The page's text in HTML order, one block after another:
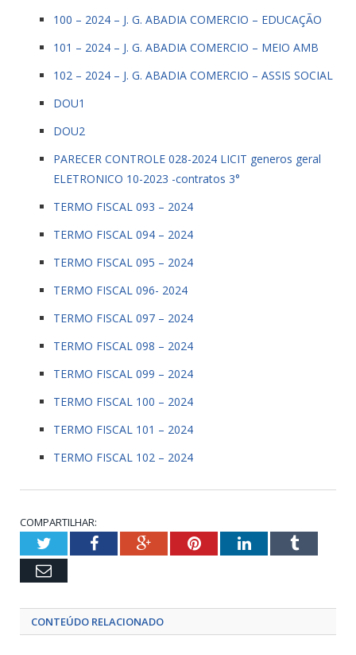
100 – 2024 – J. G. ABADIA COMERCIO – EDUCAÇÃO
101 – 2024 – J. G. ABADIA COMERCIO – MEIO AMB
102 – 2024 – J. G. ABADIA COMERCIO – ASSIS SOCIAL
DOU1
DOU2
PARECER CONTROLE 028-2024 LICIT generos geral
ELETRONICO 10-2023 -contratos 3°
TERMO FISCAL 093 – 2024
TERMO FISCAL 094 – 2024
TERMO FISCAL 095 – 2024
TERMO FISCAL 096- 2024
TERMO FISCAL 097 – 2024
TERMO FISCAL 098 – 2024
TERMO FISCAL 099 – 2024
TERMO FISCAL 100 – 2024
TERMO FISCAL 101 – 2024
TERMO FISCAL 102 – 2024
COMPARTILHAR:
TwitterFacebookGoogle+PinterestLinkedInTumblr
Email
CONTEÚDO RELACIONADO